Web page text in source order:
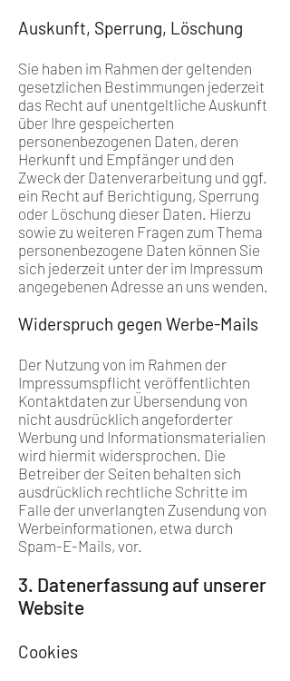
Auskunft, Sperrung, Löschung
Sie haben im Rahmen der geltenden
gesetzlichen Bestimmungen jederzeit
das Recht auf unentgeltliche Auskunft
über Ihre gespeicherten
personenbezogenen Daten, deren
Herkunft und Empfänger und den
Zweck der Datenverarbeitung und ggf.
ein Recht auf Berichtigung, Sperrung
oder Löschung dieser Daten. Hierzu
sowie zu weiteren Fragen zum Thema
personenbezogene Daten können Sie
sich jederzeit unter der im Impressum
angegebenen Adresse an uns wenden.
Widerspruch gegen Werbe-Mails
Der Nutzung von im Rahmen der
Impressumspflicht veröffentlichten
Kontaktdaten zur Übersendung von
nicht ausdrücklich angeforderter
Werbung und Informationsmaterialien
wird hiermit widersprochen. Die
Betreiber der Seiten behalten sich
ausdrücklich rechtliche Schritte im
Falle der unverlangten Zusendung von
Werbeinformationen, etwa durch
Spam-E-Mails, vor.
3. Datenerfassung auf unserer
Website
Cookies